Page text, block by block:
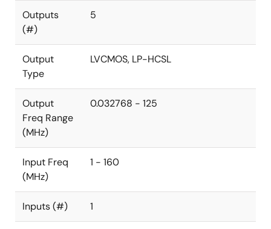
also supports one single-ended output and two pairs
of differential outputs that support LVCMOS and
with less than 2μA current consumption for the
system RTC reference clock.
Outputs
(#)
5
Output
Type
LVCMOS, LP-HCSL
Output
Freq Range
(MHz)
0.032768 - 125
Input Freq
(MHz)
1 - 160
Inputs (#) 1